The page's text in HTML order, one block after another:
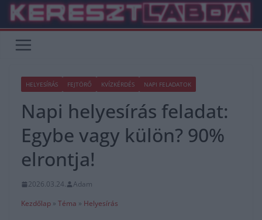
Skip
content
HELYESÍRÁS FEJTÖRŐ KVÍZKÉRDÉS NAPI FELADATOK
Napi helyesírás feladat:
Egybe vagy külön? 90%
elrontja!
2026.03.24.
Adam
Kezdőlap » Téma » Helyesírás